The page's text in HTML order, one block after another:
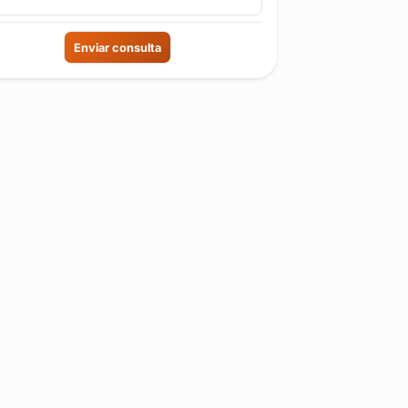
Enviar consulta